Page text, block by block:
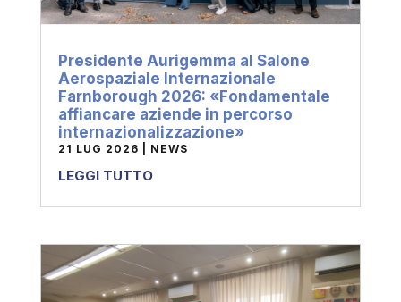
Presidente Aurigemma al Salone
Aerospaziale Internazionale
Farnborough 2026: «Fondamentale
affiancare aziende in percorso
internazionalizzazione»
21 LUG 2026 NEWS
LEGGI TUTTO